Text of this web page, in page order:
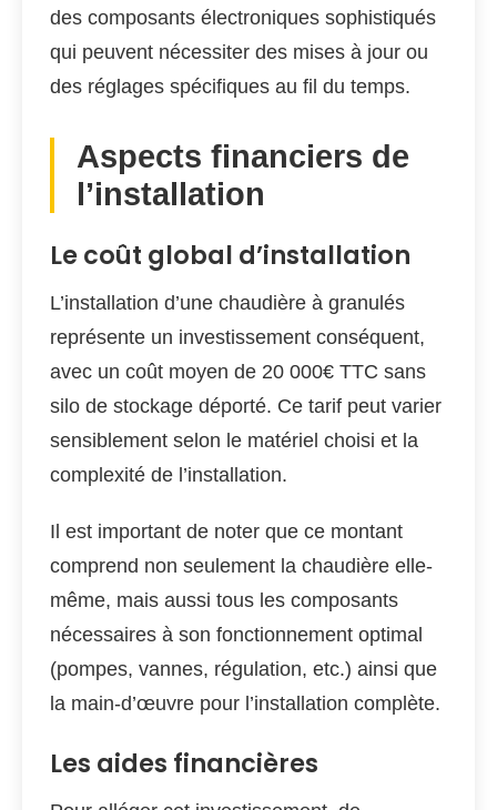
des composants électroniques sophistiqués
qui peuvent nécessiter des mises à jour ou
des réglages spécifiques au fil du temps.
Aspects financiers de
l’installation
Le coût global d’installation
L’installation d’une chaudière à granulés
représente un investissement conséquent,
avec un coût moyen de 20 000€ TTC sans
silo de stockage déporté. Ce tarif peut varier
sensiblement selon le matériel choisi et la
complexité de l’installation.
Il est important de noter que ce montant
comprend non seulement la chaudière elle-
même, mais aussi tous les composants
nécessaires à son fonctionnement optimal
(pompes, vannes, régulation, etc.) ainsi que
la main-d’œuvre pour l’installation complète.
Les aides financières